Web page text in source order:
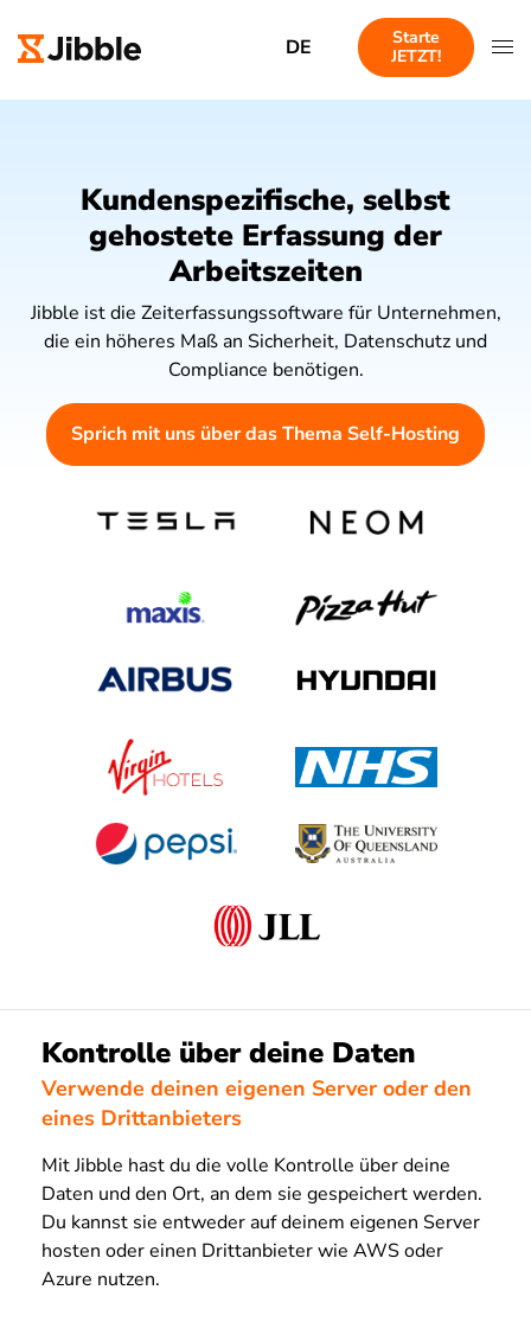
DE
Starte
JETZT!
Kundenspezifische, selbst
gehostete Erfassung der
Arbeitszeiten
Jibble ist die Zeiterfassungssoftware für Unternehmen,
die ein höheres Maß an Sicherheit, Datenschutz und
Compliance benötigen.
Sprich mit uns über das Thema Self-Hosting
Kontrolle über deine Daten
Verwende deinen eigenen Server oder den
eines Drittanbieters
Mit Jibble hast du die volle Kontrolle über deine
Daten und den Ort, an dem sie gespeichert werden.
Du kannst sie entweder auf deinem eigenen Server
hosten oder einen Drittanbieter wie AWS oder
Azure nutzen.